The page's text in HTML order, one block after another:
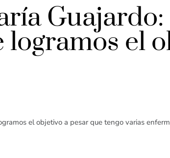
Guajardo:
el
el objetivo a pesar que tengo varias